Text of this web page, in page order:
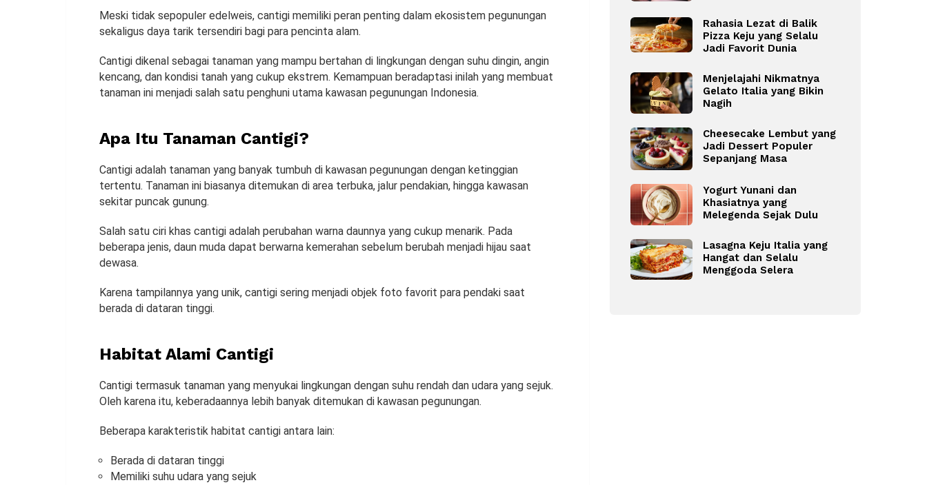
Meski tidak sepopuler edelweis, cantigi memiliki peran penting dalam ekosistem pegunungan
sekaligus daya tarik tersendiri bagi para pencinta alam.
Cantigi dikenal sebagai tanaman yang mampu bertahan di lingkungan dengan suhu dingin, angin
kencang, dan kondisi tanah yang cukup ekstrem. Kemampuan beradaptasi inilah yang membuat
tanaman ini menjadi salah satu penghuni utama kawasan pegunungan Indonesia.
Apa Itu Tanaman Cantigi?
Cantigi adalah tanaman yang banyak tumbuh di kawasan pegunungan dengan ketinggian
tertentu. Tanaman ini biasanya ditemukan di area terbuka, jalur pendakian, hingga kawasan
sekitar puncak gunung.
Salah satu ciri khas cantigi adalah perubahan warna daunnya yang cukup menarik. Pada
beberapa jenis, daun muda dapat berwarna kemerahan sebelum berubah menjadi hijau saat
dewasa.
Karena tampilannya yang unik, cantigi sering menjadi objek foto favorit para pendaki saat
berada di dataran tinggi.
Habitat Alami Cantigi
Cantigi termasuk tanaman yang menyukai lingkungan dengan suhu rendah dan udara yang sejuk.
Oleh karena itu, keberadaannya lebih banyak ditemukan di kawasan pegunungan.
Beberapa karakteristik habitat cantigi antara lain:
Berada di dataran tinggi
Memiliki suhu udara yang sejuk
Rahasia Lezat di Balik
Pizza Keju yang Selalu
Jadi Favorit Dunia
Menjelajahi Nikmatnya
Gelato Italia yang Bikin
Nagih
Cheesecake Lembut yang
Jadi Dessert Populer
Sepanjang Masa
Yogurt Yunani dan
Khasiatnya yang
Melegenda Sejak Dulu
Lasagna Keju Italia yang
Hangat dan Selalu
Menggoda Selera